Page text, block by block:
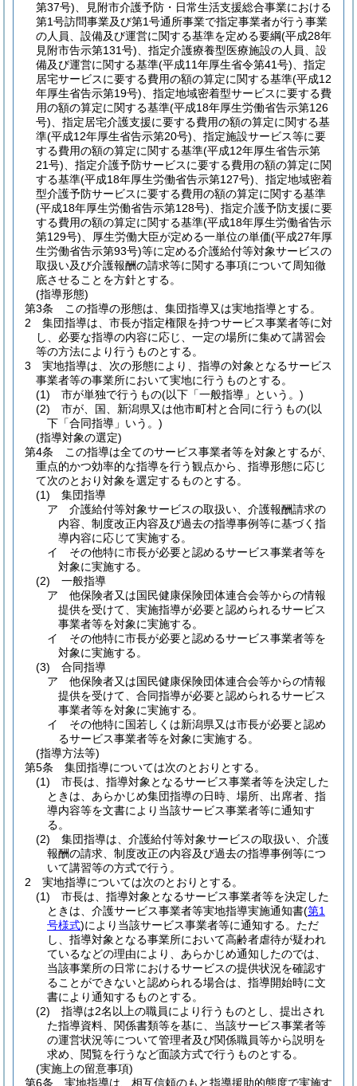
第37号) 、見附市介護予防・日常生活支援総合事業における
第1号訪問事業及び第1号通所事業で指定事業者が行う事業
の人員、設備及び運営に関する基準を定める要綱(平成28年
見附市告示第131号) 、指定介護療養型医療施設の人員、設
備及び運営に関する基準(平成11年厚生省令第41号) 、指定
居宅サービスに要する費用の額の算定に関する基準(平成12
年厚生省告示第19号) 、指定地域密着型サービスに要する費
用の額の算定に関する基準(平成18年厚生労働省告示第126
号) 、指定居宅介護支援に要する費用の額の算定に関する基
準(平成12年厚生省告示第20号) 、指定施設サービス等に要
する費用の額の算定に関する基準(平成12年厚生省告示第
21号) 、指定介護予防サービスに要する費用の額の算定に関
する基準(平成18年厚生労働省告示第127号) 、指定地域密着
型介護予防サービスに要する費用の額の算定に関する基準
(平成18年厚生労働省告示第128号) 、指定介護予防支援に要
する費用の額の算定に関する基準(平成18年厚生労働省告示
第129号) 、厚生労働大臣が定める一単位の単価(平成27年厚
生労働省告示第93号)等に定める介護給付等対象サービスの
取扱い及び介護報酬の請求等に関する事項について周知徹
底させることを方針とする。
(指導形態)
第3条
この指導の形態は、集団指導又は実地指導とする。
2
集団指導は、市長が指定権限を持つサービス事業者等に対
し、必要な指導の内容に応じ、一定の場所に集めて講習会
等の方法により行うものとする。
3
実地指導は、次の形態により、指導の対象となるサービス
事業者等の事業所において実地に行うものとする。
(1)
市が単独で行うもの(以下「一般指導」という。)
(2)
市が、国、新潟県又は他市町村と合同に行うもの(以
下「合同指導」いう。)
(指導対象の選定)
第4条
この指導は全てのサービス事業者等を対象とするが、
重点的かつ効率的な指導を行う観点から、指導形態に応じ
て次のとおり対象を選定するものとする。
(1)
集団指導
ア
介護給付等対象サービスの取扱い、介護報酬請求の
内容、制度改正内容及び過去の指導事例等に基づく指
導内容に応じて実施する。
イ
その他特に市長が必要と認めるサービス事業者等を
対象に実施する。
(2)
一般指導
ア
他保険者又は国民健康保険団体連合会等からの情報
提供を受けて、実施指導が必要と認められるサービス
事業者等を対象に実施する。
イ
その他特に市長が必要と認めるサービス事業者等を
対象に実施する。
(3)
合同指導
ア
他保険者又は国民健康保険団体連合会等からの情報
提供を受けて、合同指導が必要と認められるサービス
事業者等を対象に実施する。
イ
その他特に国若しくは新潟県又は市長が必要と認め
るサービス事業者等を対象に実施する。
(指導方法等)
第5条
集団指導については次のとおりとする。
(1)
市長は、指導対象となるサービス事業者等を決定した
ときは、あらかじめ集団指導の日時、場所、出席者、指
導内容等を文書により当該サービス事業者等に通知す
る。
(2)
集団指導は、介護給付等対象サービスの取扱い、介護
報酬の請求、制度改正の内容及び過去の指導事例等につ
いて講習等の方式で行う。
2
実地指導については次のとおりとする。
(1)
市長は、指導対象となるサービス事業者等を決定した
ときは、介護サービス事業者等実地指導実施通知書(第1
号様式)により当該サービス事業者等に通知する。 ただ
し、指導対象となる事業所において高齢者虐待が疑われ
ているなどの理由により、あらかじめ通知したのでは、
当該事業所の日常におけるサービスの提供状況を確認す
ることができないと認められる場合は、指導開始時に文
書により通知するものとする。
(2)
指導は2名以上の職員により行うものとし、提出され
た指導資料、関係書類等を基に、当該サービス事業者等
の運営状況等について管理者及び関係職員等から説明を
求め、閲覧を行うなど面談方式で行うものとする。
(実施上の留意事項)
第6条
実地指導は、相互信頼のもと指導援助的態度で実施す